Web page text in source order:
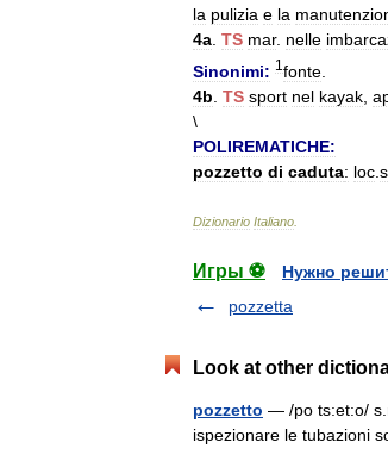
la pulizia e la
4a TS mar. nelle
Sinonimi: 1 fonte
4b TS sport nel kayak
\
POLIREMATICHE:
pozzetto di caduta: loc s
Dizionario Italiano
Игры ⚽
Нужно
pozzetta
Look at other
pozzetto — /po ts:et:o/
ispezionare le tubazioni